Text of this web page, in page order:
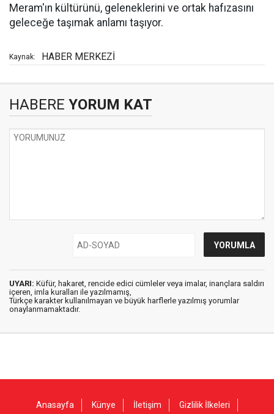
Meram'ın kültürünü, geleneklerini ve ortak hafızasını
geleceğe taşımak anlamı taşıyor.
Kaynak: HABER MERKEZİ
HABERE YORUM KAT
UYARI: Küfür, hakaret, rencide edici cümleler veya imalar, inançlara saldırı
içeren, imla kuralları ile yazılmamış,
Türkçe karakter kullanılmayan ve büyük harflerle yazılmış yorumlar
onaylanmamaktadır.
Anasayfa Künye İletişim
Gizlilik İlkeleri